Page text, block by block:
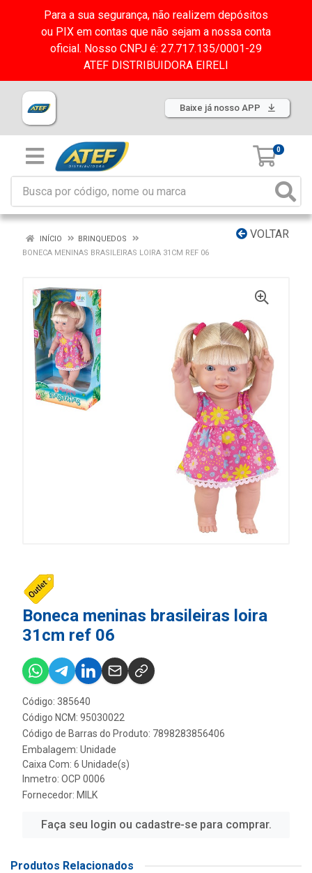
Para a sua segurança, não realizem depósitos
ou PIX em contas que não sejam a nossa conta
oficial. Nosso CNPJ é: 27.717.135/0001-29
ATEF DISTRIBUIDORA EIRELI
Baixe já nosso APP
0
VOLTAR
INÍCIO
BRINQUEDOS
BONECA MENINAS BRASILEIRAS LOIRA 31CM REF 06
Boneca meninas brasileiras loira
31cm ref 06
Código: 385640
Código NCM: 95030022
Código de Barras do Produto: 7898283856406
Embalagem: Unidade
Caixa Com: 6 Unidade(s)
Inmetro: OCP 0006
Fornecedor: MILK
Faça seu login ou cadastre-se para comprar.
Produtos Relacionados